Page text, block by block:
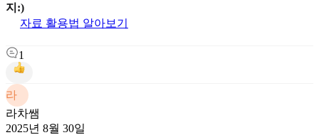
지:)
자료 활용법 알아보기
1
라
라차쌤
2025년 8월 30일